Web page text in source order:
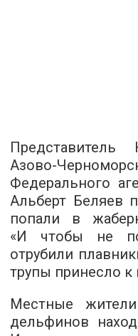
Представитель
Азово-
Федерального
Альберт Беляев
попали в
«И чтобы не
отрубили
трупы принесло к
Местные
дельфинов